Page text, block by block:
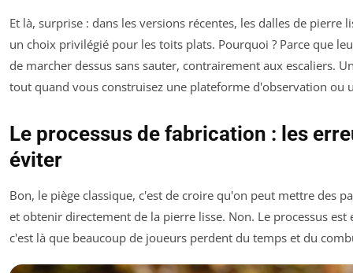
Et là, surprise : dans les versions récentes, les dalles de pierre
un choix privilégié pour les toits plats. Pourquoi ? Parce que
de marcher dessus sans sauter, contrairement aux escaliers.
tout quand vous construisez une plateforme d'observation ou
Le processus de fabrication : les
éviter
Bon, le piège classique, c'est de croire qu'on peut mettre des
et obtenir directement de la pierre lisse. Non. Le processus est
c'est là que beaucoup de joueurs perdent du temps et du